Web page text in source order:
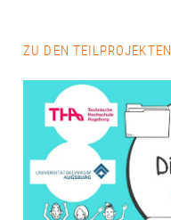
ZU DEN TEILPROJEKTEN